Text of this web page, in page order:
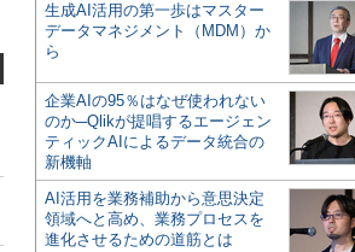
生成AI活用の第一歩はマスター
データマネジメント（MDM）か
ら
企業AIの95％はなぜ使われない
のか─Qlikが提唱するエージェン
ティックAIによるデータ統合の
新機軸
AI活用を業務補助から意思決定
領域へと高め、業務プロセスを
進化させるための道筋とは